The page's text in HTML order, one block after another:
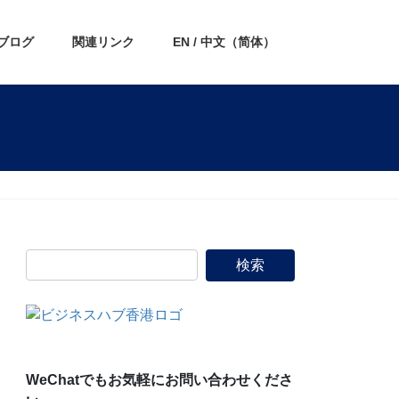
ログ 関連リンク EN / 中文（简体）
WeChatでもお気軽にお問い合わせくださ